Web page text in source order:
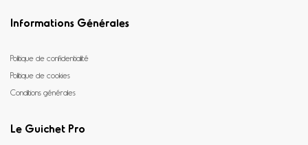
Informations Générales
Politique de confidentialité
Politique de cookies
Conditions générales
Le Guichet Pro